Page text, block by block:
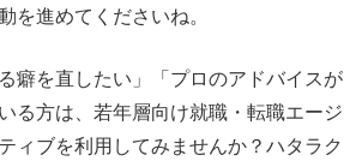
を進めてくださいね。
癖を直したい」「プロのアドバイスが
る方は、若年層向け就職・転職エージ
ィブを利用してみませんか？ハタラク